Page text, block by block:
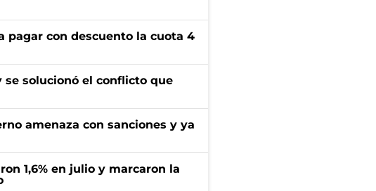
pagar con descuento la cuota 4
se solucionó el conflicto que
amenaza con sanciones y ya
1,6% en julio y marcaron la